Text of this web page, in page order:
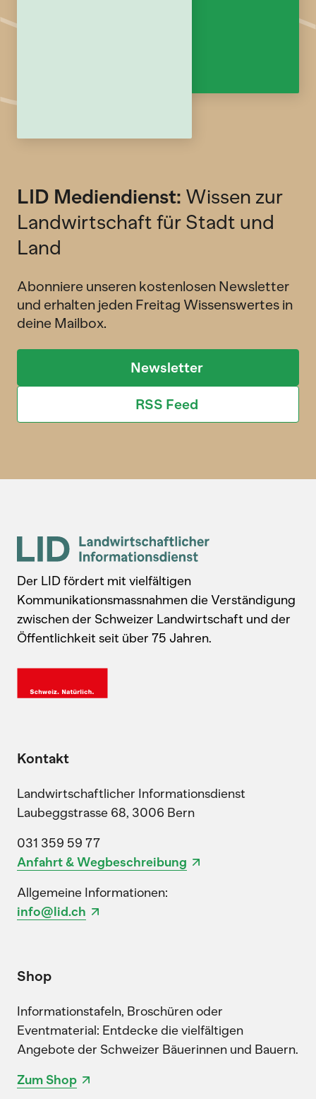
LID Mediendienst: Wissen zur
Landwirtschaft für Stadt und
Land
Abonniere unseren kostenlosen Newsletter
und erhalten jeden Freitag Wissenswertes in
deine Mailbox.
Newsletter
RSS Feed
Der LID fördert mit vielfältigen
Kommunikationsmassnahmen die Verständigung
zwischen der Schweizer Landwirtschaft und der
Öffentlichkeit seit über 75 Jahren.
Kontakt
Landwirtschaftlicher Informationsdienst
Laubeggstrasse 68, 3006 Bern
031 359 59 77
Anfahrt & Wegbeschreibung
Allgemeine Informationen:
info@lid.ch
Shop
Informationstafeln, Broschüren oder
Eventmaterial: Entdecke die vielfältigen
Angebote der Schweizer Bäuerinnen und Bauern.
Zum Shop